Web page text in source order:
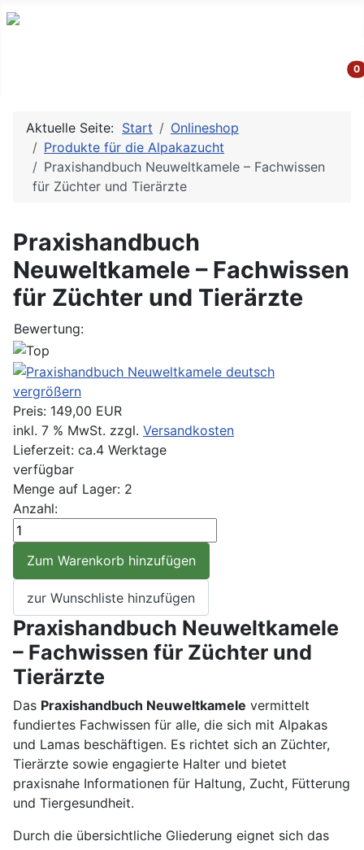
0
Aktuelle Seite: Start
Onlineshop
Produkte für die Alpakazucht
Praxishandbuch Neuweltkamele – Fachwissen
für Züchter und Tierärzte
Praxishandbuch
Neuweltkamele – Fachwissen
für Züchter und Tierärzte
Bewertung:
vergrößern
Preis: 149,00 EUR
inkl. 7 % MwSt. zzgl. Versandkosten
Lieferzeit: ca.4 Werktage
verfügbar
Menge auf Lager: 2
Anzahl:
Praxishandbuch Neuweltkamele
– Fachwissen für Züchter und
Tierärzte
Das Praxishandbuch Neuweltkamele vermittelt
fundiertes Fachwissen für alle, die sich mit Alpakas
und Lamas beschäftigen. Es richtet sich an Züchter,
Tierärzte sowie engagierte Halter und bietet
praxisnahe Informationen für Haltung, Zucht, Fütterung
und Tiergesundheit.
Durch die übersichtliche Gliederung eignet sich das